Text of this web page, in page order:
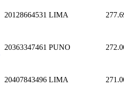
20128664531 LIMA
20363347461 PUNO
20407843496 LIMA